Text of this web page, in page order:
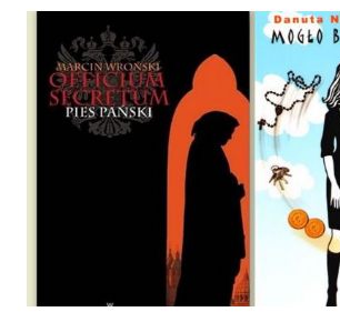
wspólnego życia przeczytacie TUTAJ i
nieco okrzepliśmy w codzienności z psem,
ludźmi i kotami, pojawił się pomysł na
wyjazd w Beskid Niski. Zanim to jednak się
atak padaczki, co spowodowało, że
wdrożyliśmy leczenie i od nowa
wspólnym życiem zdezorientowanego
się ustabilizować zawirowania zdrowotne
zaczęliśmy się cieszyć sobą wzajemnie już
Dopier...